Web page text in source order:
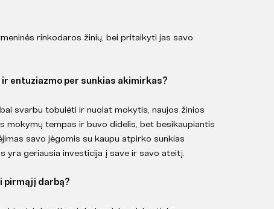
rinkodaros žinių, bei pritaikyti jas savo
entuziazmo per sunkias akimirkas?
svarbu tobulėti ir nuolat mokytis, naujos žinios
mokymų tempas ir buvo didelis, bet besikaupiantis
savo jėgomis su kaupu atpirko sunkias
yra geriausia investicija į save ir savo ateitį.
pirmąjį darbą?